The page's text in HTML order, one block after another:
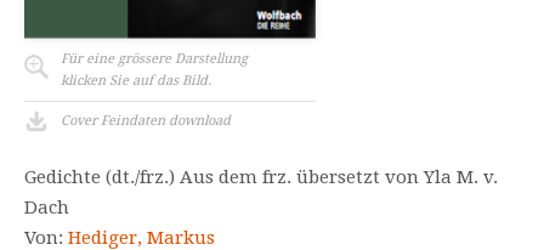
Für eine grössere Darstellung
klicken Sie auf das Bild.
Cover Feindaten download
Gedichte (dt./frz.) Aus dem frz. übersetzt von Yla M. v.
Dach
Von: Hediger, Markus